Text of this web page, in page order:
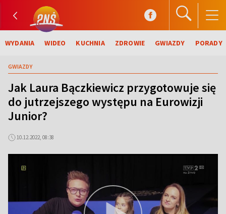
WYDANIA WIDEO KUCHNIA ZDROWIE GWIAZDY PORADY
GWIAZDY
Jak Laura Bączkiewicz przygotowuje się
do jutrzejszego występu na Eurowizji
Junior?
10.12.2022, 08:38